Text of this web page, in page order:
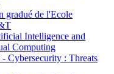
gradué de l'Ecole
Intelligence and
Computing
Cybersecurity : Threats